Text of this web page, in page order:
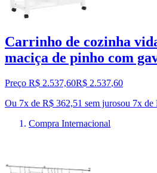
Carrinho de cozinha
maciça de pinho com
Preço R$ 2.537,60R$ 2.537,60
Ou 7x de R$ 362,51 sem jurosou 7x de
Compra Internacional